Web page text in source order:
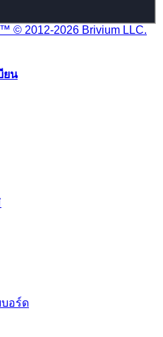
© 2012-2026 Brivium LLC.
ยน
อร์ด